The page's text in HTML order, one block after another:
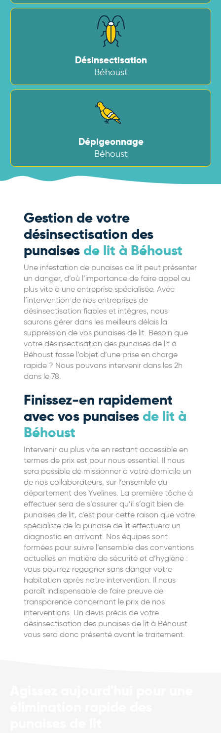
Désinsectisation
Béhoust
Dépigeonnage
Béhoust
Gestion de votre
désinsectisation des
punaises de lit à Béhoust
Une infestation de punaises de lit peut présenter
un danger, d’où l’importance de faire appel au
plus vite à une entreprise spécialisée. Avec
l’intervention de nos entreprises de
désinsectisation fiables et intègres, nous
saurons gérer dans les meilleurs délais la
suppression de vos punaises de lit. Besoin que
votre désinsectisation des punaises de lit à
Béhoust fasse l’objet d’une prise en charge
rapide ? Nous pouvons intervenir dans les 2h
dans le 78.
Finissez-en rapidement
avec vos punaises de lit à
Béhoust
Intervenir au plus vite en restant accessible en
termes de prix est pour nous essentiel. Il nous
sera possible de missionner à votre domicile un
de nos collaborateurs, sur l’ensemble du
département des Yvelines. La première tâche à
effectuer sera de s’assurer qu’il s’agit bien de
punaises de lit, c’est pour cette raison que votre
spécialiste de la punaise de lit effectuera un
diagnostic en arrivant. Nos équipes sont
formées pour suivre l’ensemble des conventions
actuelles en matière de sécurité et d’hygiène :
vous pourrez regagner sans danger votre
habitation après notre intervention. Il nous
paraît indispensable de faire preuve de
transparence concernant le prix de nos
interventions. Un devis précis de votre
désinsectisation des punaises de lit à Béhoust
vous sera donc présenté avant le traitement.